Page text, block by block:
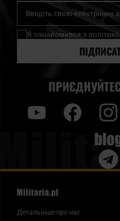
Підпишіться
нашу
розсилку
Я ознайомився з
Blog
Детальніше про нас